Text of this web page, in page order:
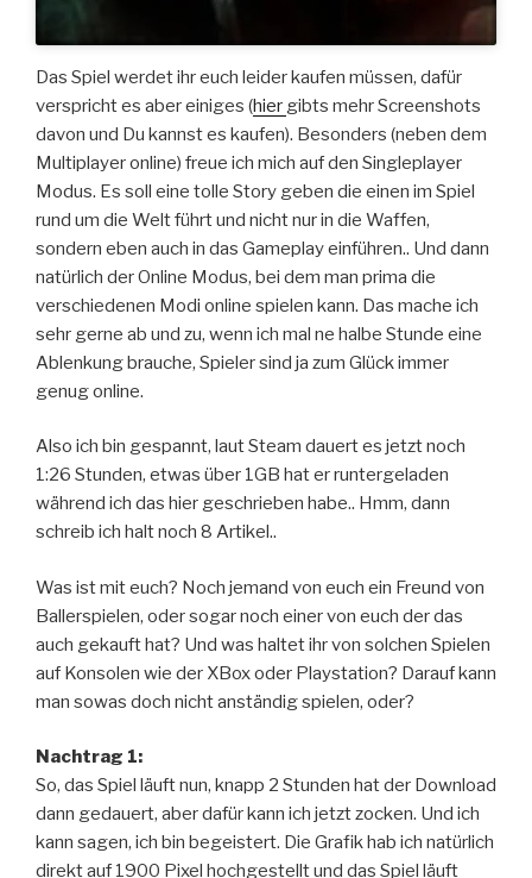
Das Spiel werdet ihr euch leider kaufen müssen, dafür
verspricht es aber einiges (hier gibts mehr Screenshots
davon und Du kannst es kaufen). Besonders (neben dem
Multiplayer online) freue ich mich auf den Singleplayer
Modus. Es soll eine tolle Story geben die einen im Spiel
rund um die Welt führt und nicht nur in die Waffen,
sondern eben auch in das Gameplay einführen.. Und dann
natürlich der Online Modus, bei dem man prima die
verschiedenen Modi online spielen kann. Das mache ich
sehr gerne ab und zu, wenn ich mal ne halbe Stunde eine
Ablenkung brauche, Spieler sind ja zum Glück immer
genug online.
Also ich bin gespannt, laut Steam dauert es jetzt noch
1:26 Stunden, etwas über 1GB hat er runtergeladen
während ich das hier geschrieben habe.. Hmm, dann
schreib ich halt noch 8 Artikel..
Was ist mit euch? Noch jemand von euch ein Freund von
Ballerspielen, oder sogar noch einer von euch der das
auch gekauft hat? Und was haltet ihr von solchen Spielen
auf Konsolen wie der XBox oder Playstation? Darauf kann
man sowas doch nicht anständig spielen, oder?
Nachtrag 1:
So, das Spiel läuft nun, knapp 2 Stunden hat der Download
dann gedauert, aber dafür kann ich jetzt zocken. Und ich
kann sagen, ich bin begeistert. Die Grafik hab ich natürlich
direkt auf 1900 Pixel hochgestellt und das Spiel läuft